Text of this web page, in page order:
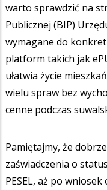
warto sprawdzić na
Publicznej (BIP)
wymagane do
platform takich jak
ułatwia życie
wielu spraw bez
cenne podczas
Pamiętajmy, że
zaświadczenia o
PESEL, aż po